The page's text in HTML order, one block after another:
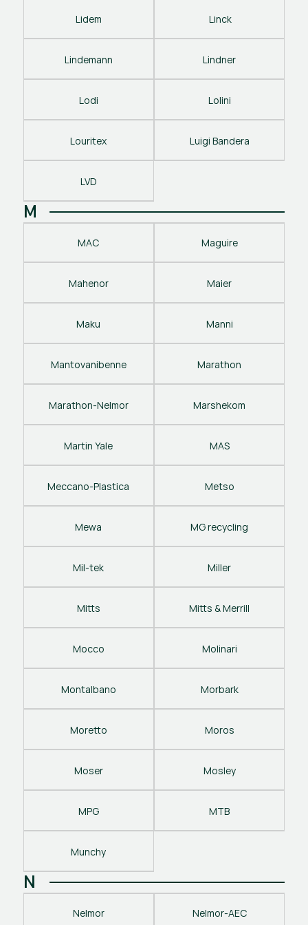
Lidem Linck
Lindemann Lindner
Lodi Lolini
Louritex Luigi Bandera
LVD
M
MAC Maguire
Mahenor Maier
Maku Manni
Mantovanibenne Marathon
Marathon-Nelmor Marshekom
Martin Yale MAS
Meccano-Plastica Metso
Mewa MG recycling
Mil-tek Miller
Mitts Mitts & Merrill
Mocco Molinari
Montalbano Morbark
Moretto Moros
Moser Mosley
MPG MTB
Munchy
N
Nelmor Nelmor-AEC